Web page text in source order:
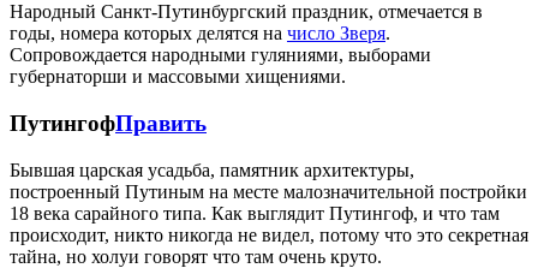
Народный Санкт-Путинбургский праздник, отмечается в
годы, номера которых делятся на число Зверя.
Сопровождается народными гуляниями, выборами
губернаторши и массовыми хищениями.
ПутингофПравить
Бывшая царская усадьба, памятник архитектуры,
построенный Путиным на месте малозначительной постройки
18 века сарайного типа. Как выглядит Путингоф, и что там
происходит, никто никогда не видел, потому что это секретная
тайна, но холуи говорят что там очень круто.